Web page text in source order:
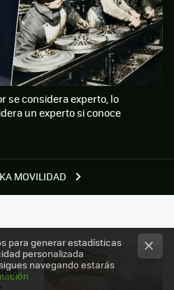
MOVILIDAD
se considera experto, lo
un experto si conoce
para generar estadísticas
personalizada
navegando estarás